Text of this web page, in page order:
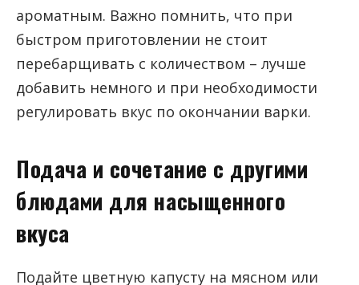
ароматным. Важно помнить, что при
быстром приготовлении не стоит
перебарщивать с количеством – лучше
добавить немного и при необходимости
регулировать вкус по окончании варки.
Подача и сочетание с другими
блюдами для насыщенного
вкуса
Подайте цветную капусту на мясном или